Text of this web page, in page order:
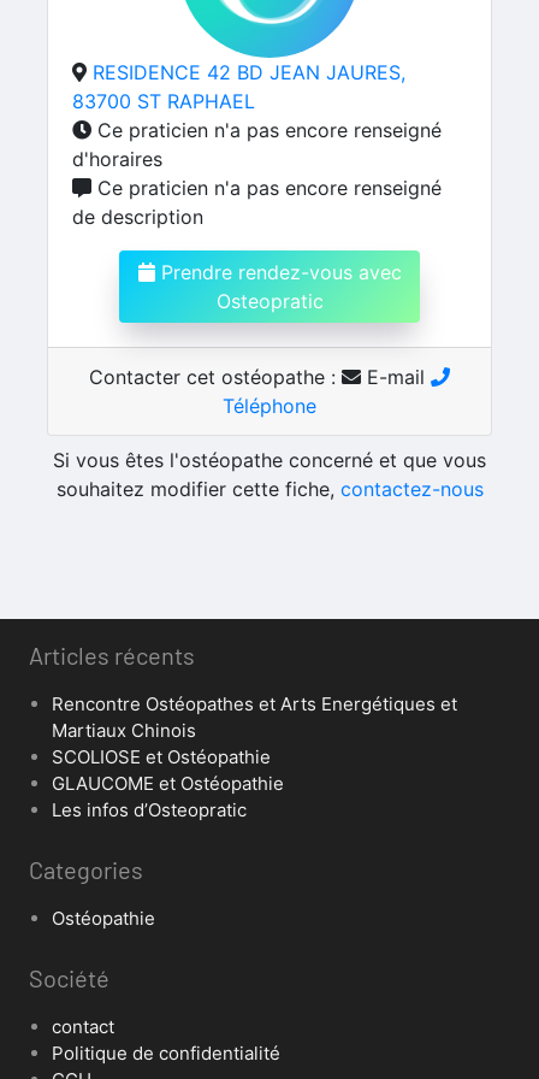
RESIDENCE 42 BD JEAN JAURES,
83700 ST RAPHAEL
Ce praticien n'a pas encore renseigné
d'horaires
Ce praticien n'a pas encore renseigné
de description
Prendre rendez-vous avec
Osteopratic
Contacter cet ostéopathe :
E-mail
Téléphone
Si vous êtes l'ostéopathe concerné et que vous
souhaitez modifier cette fiche, contactez-nous
Articles récents
Rencontre Ostéopathes et Arts Energétiques et
Martiaux Chinois
SCOLIOSE et Ostéopathie
GLAUCOME et Ostéopathie
Les infos d’Osteopratic
Categories
Ostéopathie
Société
contact
Politique de confidentialité